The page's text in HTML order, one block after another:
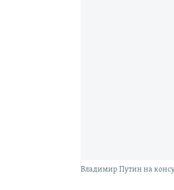
Владимир Путин на